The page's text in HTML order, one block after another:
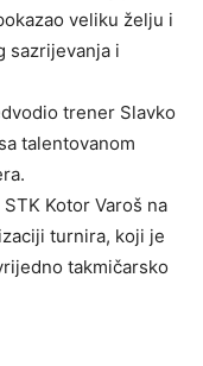
veliku želju i
sazrijevanja i
trener Slavko
talentovanom
Kotor Varoš na
turnira, koji je
takmičarsko